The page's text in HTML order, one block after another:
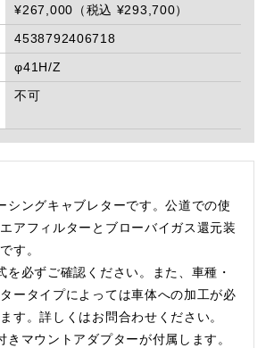
¥267,000（税込 ¥293,700）
4538792406718
φ41H/Z
不可
シングキャブレターです。公道での使
アフィルターとブローバイガス還元装
す。
を必ずご確認ください。また、車種・
ータイプによっては車体への加工が必
す。詳しくはお問合わせください。
きマウントアダプターが付属します。